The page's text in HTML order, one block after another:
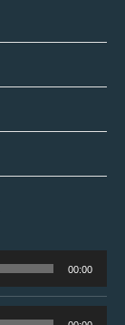
00:00